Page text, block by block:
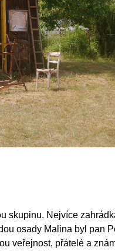
skupinu. Nejvíce
osady Malina byl pan
veřejnost, přátelé a